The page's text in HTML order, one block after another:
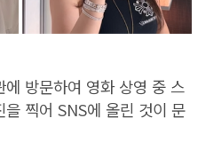
방문하여 영화 상영 중 스
찍어 SNS에 올린 것이 문